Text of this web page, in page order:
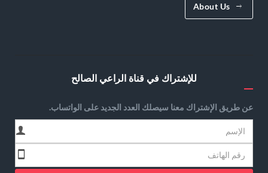
About Us
للإشتراك في قناة الراعي الصالح
عن طريق الإشتراك معنا سيصلك العدد الجديد على الواتساب.